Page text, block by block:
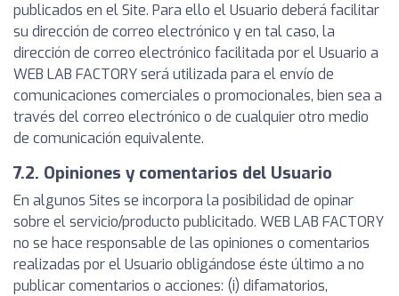
publicados en el Site. Para ello el Usuario deberá facilitar
su dirección de correo electrónico y en tal caso, la
dirección de correo electrónico facilitada por el Usuario a
WEB LAB FACTORY será utilizada para el envío de
comunicaciones comerciales o promocionales, bien sea a
través del correo electrónico o de cualquier otro medio
de comunicación equivalente.
7.2. Opiniones y comentarios del Usuario
En algunos Sites se incorpora la posibilidad de opinar
sobre el servicio/producto publicitado. WEB LAB FACTORY
no se hace responsable de las opiniones o comentarios
realizadas por el Usuario obligándose éste último a no
publicar comentarios o acciones: (i) difamatorios,